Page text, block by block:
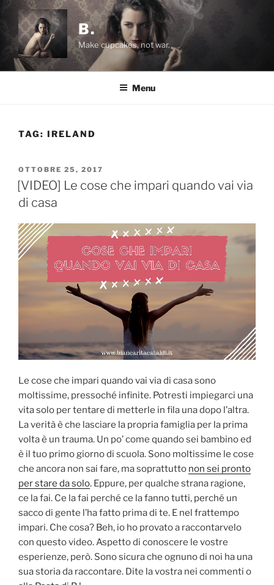
Salta
contenuto
B.
Make cupcakes, not war.
Menu
TAG: IRELAND
PUBBLICATO
IL
OTTOBRE 25, 2017
[VIDEO] Le cose che impari quando vai via
di casa
Le cose che impari quando vai via di casa sono
moltissime, pressoché infinite. Potresti impiegarci una
vita solo per tentare di metterle in fila una dopo l’altra.
La verità è che lasciare la propria famiglia per la prima
volta è un trauma. Un po’ come quando sei bambino ed
è il tuo primo giorno di scuola. Sono moltissime le cose
che ancora non sai fare, ma soprattutto non sei pronto
per stare da solo. Eppure, per qualche strana ragione,
ce la fai. Ce la fai perché ce la fanno tutti, perché un
sacco di gente l’ha fatto prima di te. E nel frattempo
impari. Che cosa? Beh, io ho provato a raccontarvelo
con questo video. Aspetto di conoscere le vostre
esperienze, però. Sono sicura che ognuno di noi ha una
sua storia da raccontare. Dite la vostra nei commenti o